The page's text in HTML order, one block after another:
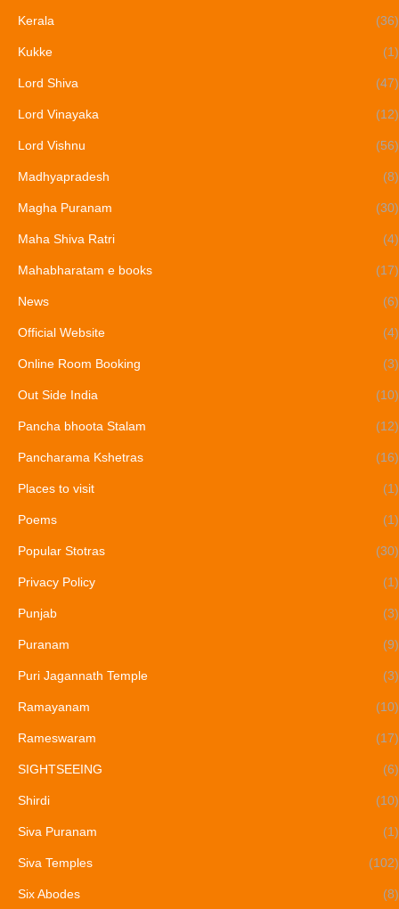
Kerala (36)
Kukke (1)
Lord Shiva (47)
Lord Vinayaka (12)
Lord Vishnu (56)
Madhyapradesh (8)
Magha Puranam (30)
Maha Shiva Ratri (4)
Mahabharatam e books (17)
News (6)
Official Website (4)
Online Room Booking (3)
Out Side India (10)
Pancha bhoota Stalam (12)
Pancharama Kshetras (16)
Places to visit (1)
Poems (1)
Popular Stotras (30)
Privacy Policy (1)
Punjab (3)
Puranam (9)
Puri Jagannath Temple (3)
Ramayanam (10)
Rameswaram (17)
SIGHTSEEING (6)
Shirdi (10)
Siva Puranam (1)
Siva Temples (102)
Six Abodes (8)